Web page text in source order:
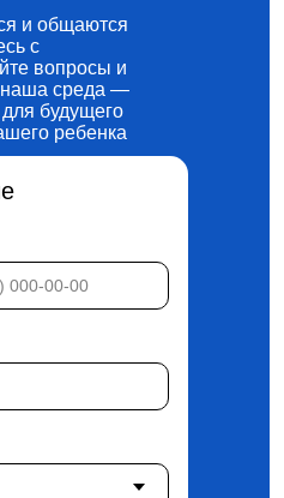
и общаются
с
вопросы и
наша среда —
будущего
ребенка